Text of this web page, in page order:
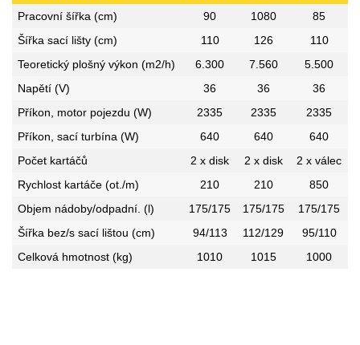
Pracovní šířka (cm) 90 1080
85
Šířka sací lišty (cm)
110 126
110
Teoretický plošný výkon (m2/h)
6.300 7.560
5.500
Napětí (V)
36 36
36
Příkon, motor pojezdu (W)
2335 2335
2335
Příkon, sací turbína (W)
640 640
640
Počet kartáčů
2 x disk 2 x disk
2 x válec
Rychlost kartáče (ot./m)
210 210
850
Objem nádoby/odpadní. (l)
175/175 175/175
175/175
Šířka bez/s sací lištou (cm)
94/113 112/129
95/110
Celková hmotnost (kg)
1010 1015 1000